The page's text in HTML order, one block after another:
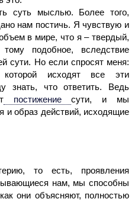
суть мыслью. Более того,
нам постичь. Я чувствую и
в мире, что я – твердый,
подобное, вследствие
сути. Но если спросят меня:
исходят все эти
знать, что ответить. Ведь
постижениесути, и мы
и образ действий, исходящие
то есть, проявления
нам, мы способны
они объясняют, полностью